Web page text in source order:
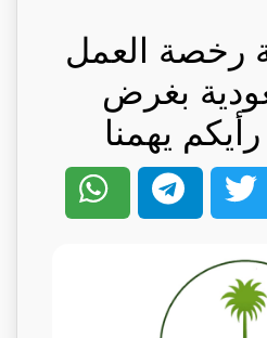
رخصة العمل
بغرض
يهمنا